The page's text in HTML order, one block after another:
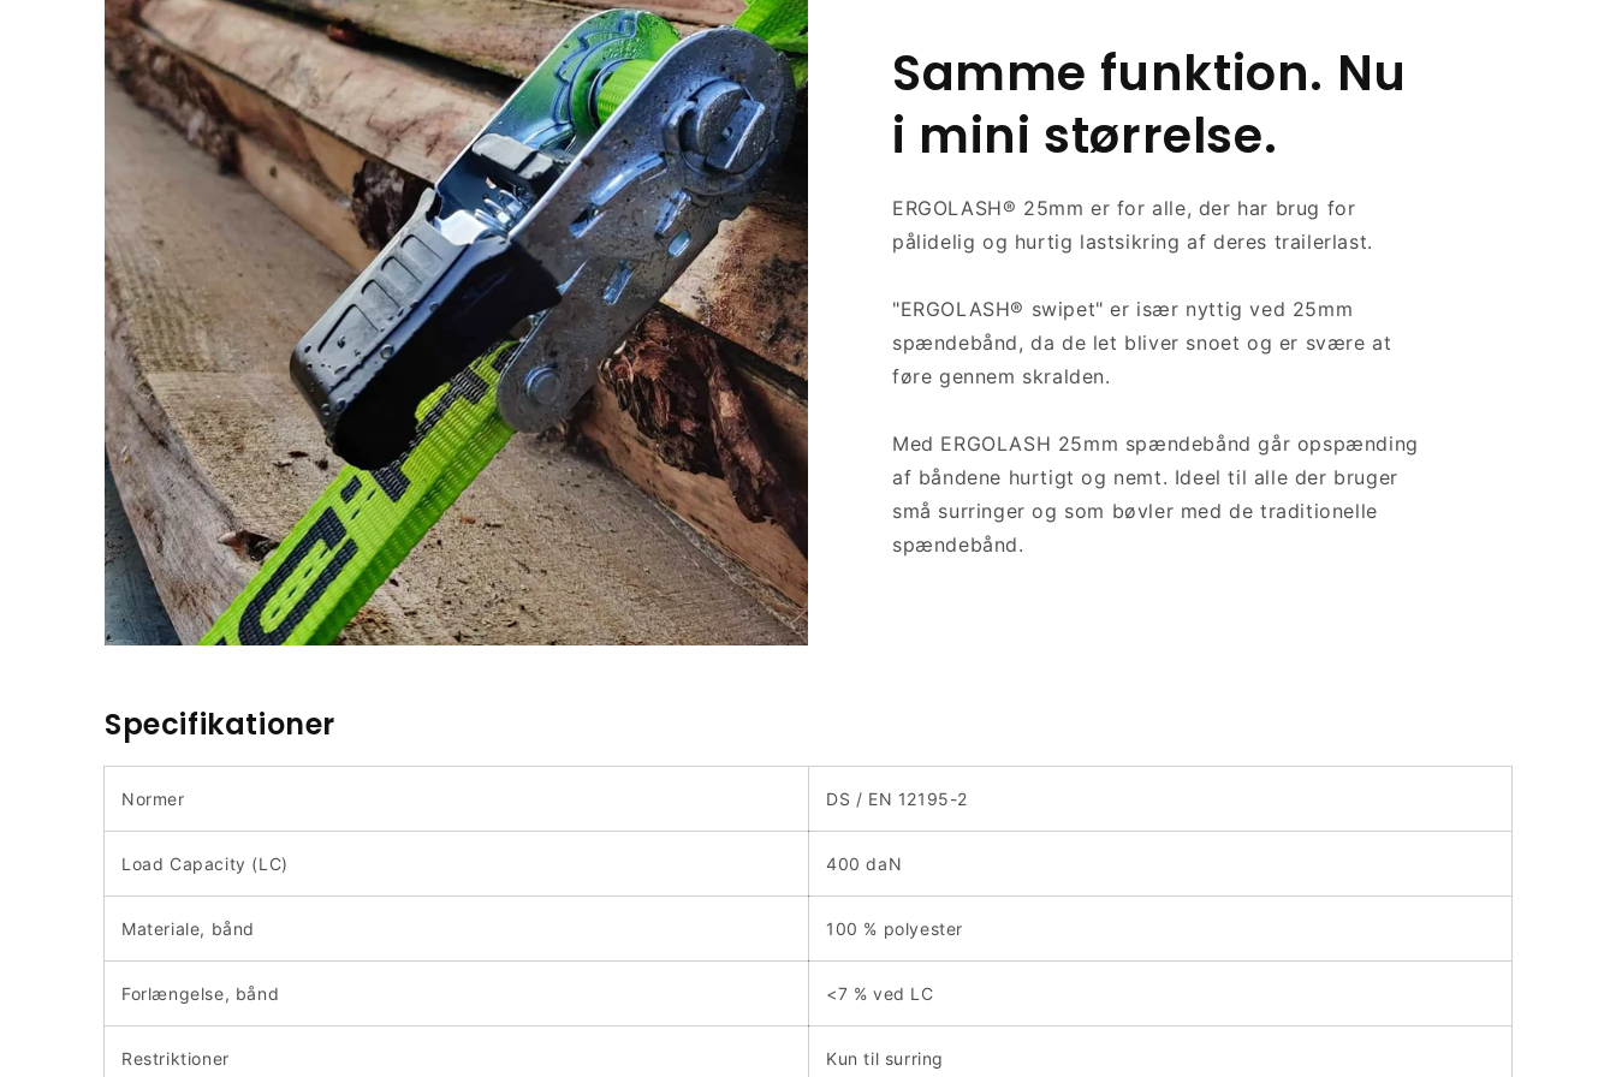
Samme funktion. Nu
i mini størrelse.
ERGOLASH® 25mm er for alle, der har brug for
pålidelig og hurtig lastsikring af deres trailerlast.
"ERGOLASH® swipet" er især nyttig ved 25mm
spændebånd, da de let bliver snoet og er svære at
føre gennem skralden.
Med ERGOLASH 25mm spændebånd går opspænding
af båndene hurtigt og nemt. Ideel til alle der bruger
små surringer og som bøvler med de traditionelle
spændebånd.
Specifikationer
Normer DS / EN 12195-2
Load Capacity (LC) 400 daN
Materiale, bånd 100 % polyester
Forlængelse, bånd <7 % ved LC
Restriktioner Kun til surring